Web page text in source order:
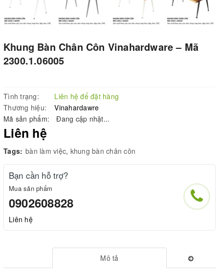
Khung Bàn Chân Côn Vinahardware – Mã
2300.1.06005
Tình trạng:
Liên hệ để đặt hàng
Thương hiệu:
Vinahardawre
Mã sản phẩm:
Đang cập nhật...
Liên hệ
Tags: bàn làm việc, khung bàn chân côn
Bạn cần hỗ trợ?
Mua sản phẩm
0902608828
Liên hệ
Mô tả